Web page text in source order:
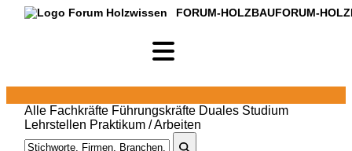
FORUM-HOLZBAUFORUM-
Alle Fachkräfte Führungskräfte Duales Studium
Lehrstellen Praktikum / Arbeiten